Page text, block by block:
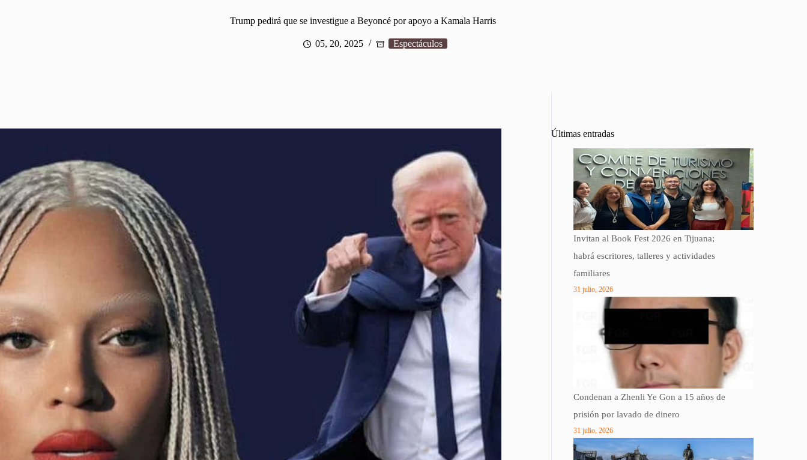
Trump pedirá que se investigue a Beyoncé por apoyo a Kamala Harris
05, 20, 2025 Espectáculos
Últimas entradas
Invitan al Book Fest 2026 en Tijuana;
habrá escritores, talleres y actividades
familiares
31 julio, 2026
Condenan a Zhenli Ye Gon a 15 años de
prisión por lavado de dinero
31 julio, 2026